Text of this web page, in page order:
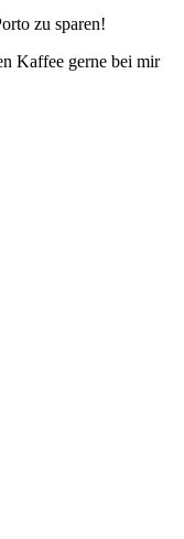
zu sparen!
Kaffee gerne bei mir